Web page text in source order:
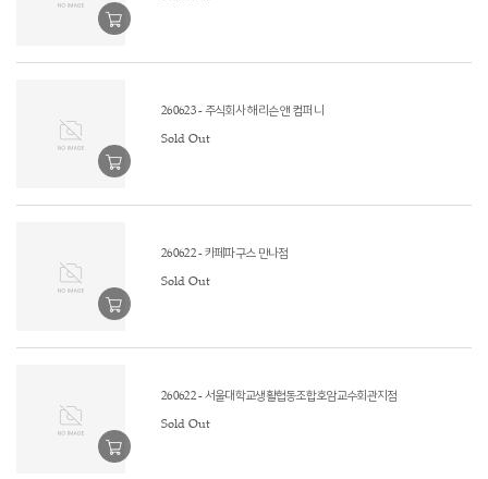
260623 - 주식회사 해리슨 앤 컴퍼니
Sold Out
260622 - 카페파구스 만나점
Sold Out
260622 - 서울대학교생활협동조합호암교수회관지점
Sold Out